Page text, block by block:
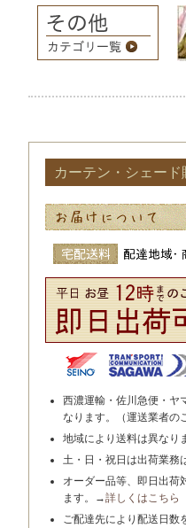
カーテン・シェー
西濃運輸・佐川急便・ヤ
なります。（運送業者の
地域により送料は異なり
土・日・祝日は出荷業務
オーダー品等、即日出荷
ます。→詳しくはこちら
ご配達先により配送日数